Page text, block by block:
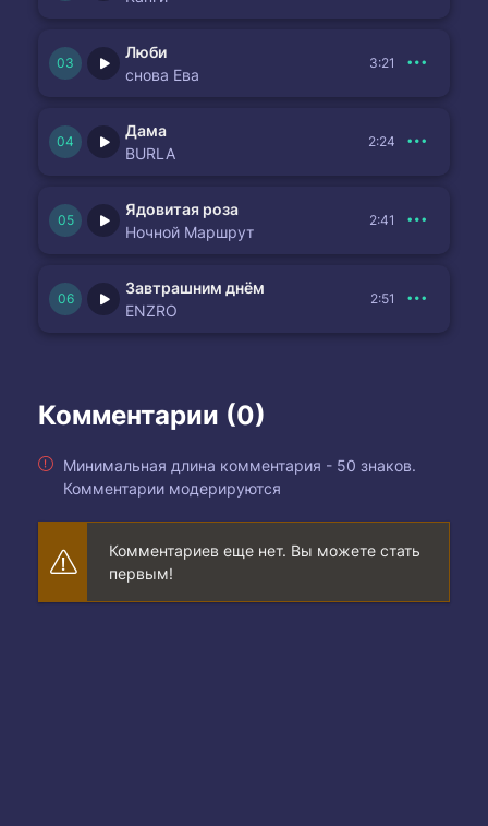
Люби
снова Ева
3:21
Дама
BURLA
2:24
Ядовитая роза
Ночной Маршрут
2:41
Завтрашним днём
ENZRO
2:51
Комментарии (0)
Минимальная длина комментария - 50 знаков.
Комментарии модерируются
Комментариев еще нет. Вы можете стать
первым!